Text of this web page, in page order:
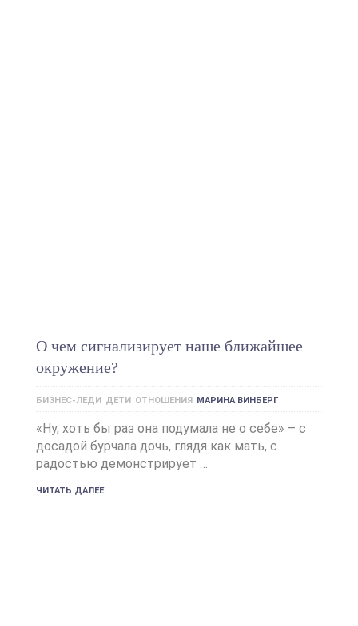
О чем сигнализирует наше ближайшее
окружение?
БИЗНЕС-ЛЕДИ ДЕТИ ОТНОШЕНИЯ МАРИНА ВИНБЕРГ
«Ну, хоть бы раз она подумала не о себе» – с
досадой бурчала дочь, глядя как мать, с
радостью демонстрирует …
ЧИТАТЬ ДАЛЕЕ